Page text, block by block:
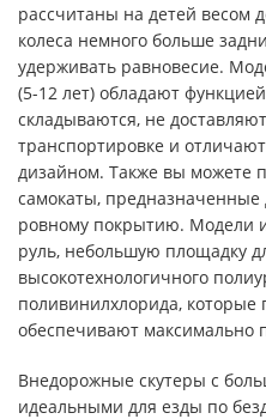
рассчитаны на детей весом
колеса немного больше
удерживать равновесие.
(5-12 лет) обладают
складываются, не
транспортировке и
дизайном. Также вы можете
самокаты, предназначенные
ровному покрытию. Модели
руль, небольшую площадку
высокотехнологичного
поливинилхлорида, которые
обеспечивают максимально
Внедорожные скутеры с
идеальными для езды по